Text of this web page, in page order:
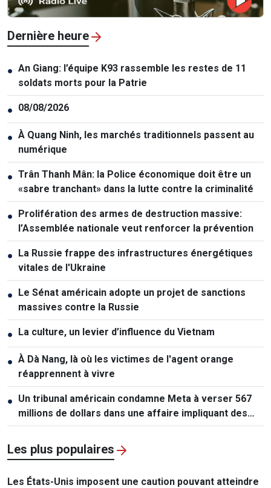
Dernière heure
● An Giang: l’équipe K93 rassemble les restes de 11
soldats morts pour la Patrie
● 08/08/2026
● À Quang Ninh, les marchés traditionnels passent au
numérique
● Trân Thanh Mân: la Police économique doit être un
«sabre tranchant» dans la lutte contre la criminalité
● Prolifération des armes de destruction massive:
l’Assemblée nationale veut renforcer la prévention
● La Russie frappe des infrastructures énergétiques
vitales de l'Ukraine
● Le Sénat américain adopte un projet de sanctions
massives contre la Russie
● La culture, un levier d’influence du Vietnam
● À Dà Nang, là où les victimes de l'agent orange
réapprennent à vivre
● Un tribunal américain condamne Meta à verser 567
millions de dollars dans une affaire impliquant des
mineurs
Les plus populaires
Les États-Unis imposent une caution pouvant atteindre